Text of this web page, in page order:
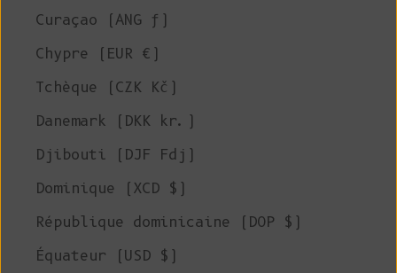
Curaçao (ANG ƒ)
Chypre (EUR €)
Tchèque (CZK Kč)
Danemark (DKK kr.)
Djibouti (DJF Fdj)
Dominique (XCD $)
République dominicaine (DOP $)
Équateur (USD $)